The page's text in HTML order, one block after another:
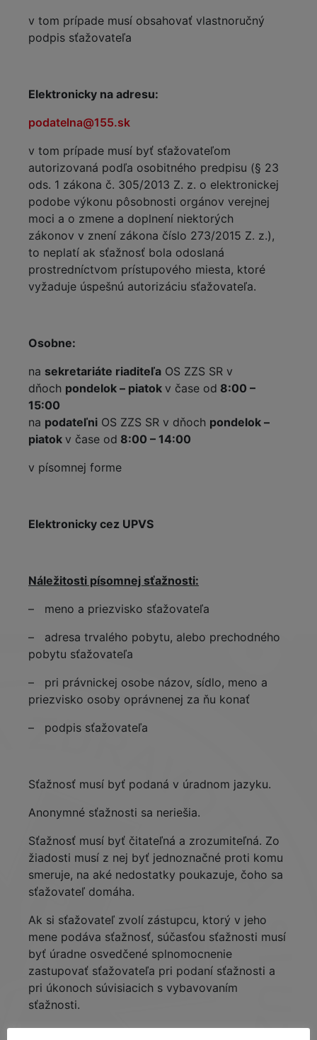
v tom prípade musí obsahovať vlastnoručný
podpis sťažovateľa
Elektronicky na adresu:
podatelna@155.sk
v tom prípade musí byť sťažovateľom
autorizovaná podľa osobitného predpisu (§ 23
ods. 1 zákona č. 305/2013 Z. z. o elektronickej
podobe výkonu pôsobnosti orgánov verejnej
moci a o zmene a doplnení niektorých
zákonov v znení zákona číslo 273/2015 Z. z.),
to neplatí ak sťažnosť bola odoslaná
prostredníctvom prístupového miesta, ktoré
vyžaduje úspešnú autorizáciu sťažovateľa.
Osobne:
na sekretariáte riaditeľa OS ZZS SR v
dňoch pondelok – piatok v čase od 8:00 –
15:00
na podateľni OS ZZS SR v dňoch pondelok –
piatok v čase od 8:00 – 14:00
v písomnej forme
Elektronicky cez UPVS
Náležitosti písomnej sťažnosti:
– meno a priezvisko sťažovateľa
– adresa trvalého pobytu, alebo prechodného
pobytu sťažovateľa
– pri právnickej osobe názov, sídlo, meno a
priezvisko osoby oprávnenej za ňu konať
– podpis sťažovateľa
Sťažnosť musí byť podaná v úradnom jazyku.
Anonymné sťažnosti sa neriešia.
Sťažnosť musí byť čitateľná a zrozumiteľná. Zo
žiadosti musí z nej byť jednoznačné proti komu
smeruje, na aké nedostatky poukazuje, čoho sa
sťažovateľ domáha.
Ak si sťažovateľ zvolí zástupcu, ktorý v jeho
mene podáva sťažnosť, súčasťou sťažnosti musí
byť úradne osvedčené splnomocnenie
zastupovať sťažovateľa pri podaní sťažnosti a
pri úkonoch súvisiacich s vybavovaním
sťažnosti.